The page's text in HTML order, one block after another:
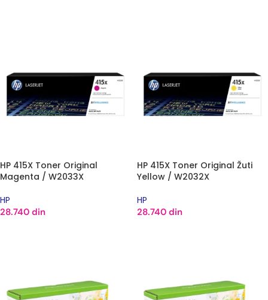
HP 415X Toner Original
Magenta / W2033X
HP
28.740 din
HP 415X Toner Original Žuti
Yellow / W2032X
HP
28.740 din